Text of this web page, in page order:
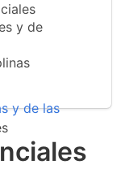
y de
y de las